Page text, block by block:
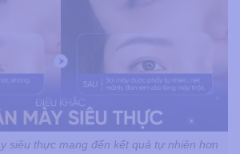
siêu thực mang đến kết quả tự nhiên hơn